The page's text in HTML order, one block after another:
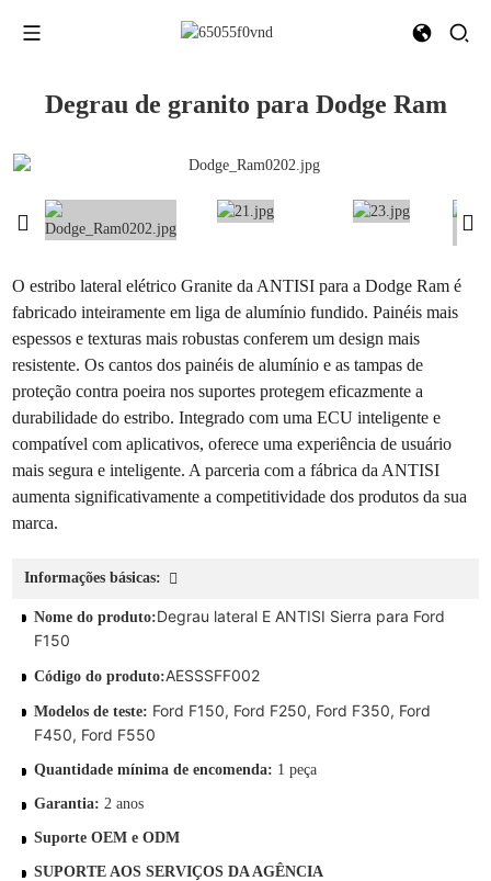
Degrau de granito para Dodge Ram
O estribo lateral elétrico Granite da ANTISI para a Dodge Ram é
fabricado inteiramente em liga de alumínio fundido. Painéis mais
espessos e texturas mais robustas conferem um design mais
resistente. Os cantos dos painéis de alumínio e as tampas de
proteção contra poeira nos suportes protegem eficazmente a
durabilidade do estribo. Integrado com uma ECU inteligente e
compatível com aplicativos, oferece uma experiência de usuário
mais segura e inteligente. A parceria com a fábrica da ANTISI
aumenta significativamente a competitividade dos produtos da sua
marca.
Informações básicas:
Nome do produto:Degrau lateral E ANTISI Sierra para Ford
F150
Código do produto:AESSSFF002
Modelos de teste: Ford F150, Ford F250, Ford F350, Ford
F450, Ford F550
Quantidade mínima de encomenda: 1 peça
Garantia: 2 anos
Suporte OEM e ODM
SUPORTE AOS SERVIÇOS DA AGÊNCIA